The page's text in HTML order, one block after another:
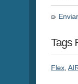
Tags
Flex